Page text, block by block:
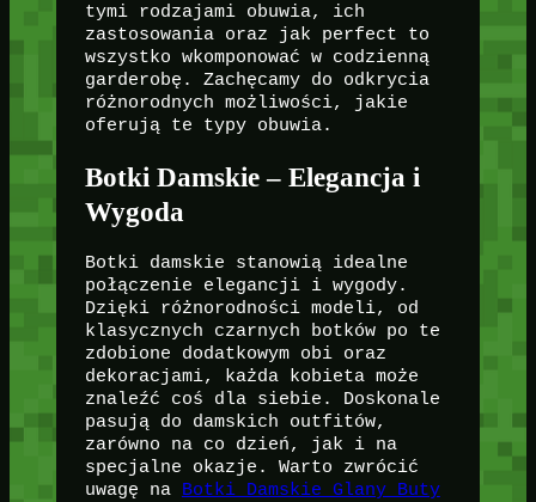
tymi rodzajami obuwia, ich
zastosowania oraz jak perfect to
wszystko wkomponować w codzienną
garderobę. Zachęcamy do odkrycia
różnorodnych możliwości, jakie
oferują te typy obuwia.
Botki Damskie – Elegancja i
Wygoda
Botki damskie stanowią idealne
połączenie elegancji i wygody.
Dzięki różnorodności modeli, od
klasycznych czarnych botków po te
zdobione dodatkowym obi oraz
dekoracjami, każda kobieta może
znaleźć coś dla siebie. Doskonale
pasują do damskich outfitów,
zarówno na co dzień, jak i na
specjalne okazje. Warto zwrócić
uwagę na Botki Damskie Glany Buty